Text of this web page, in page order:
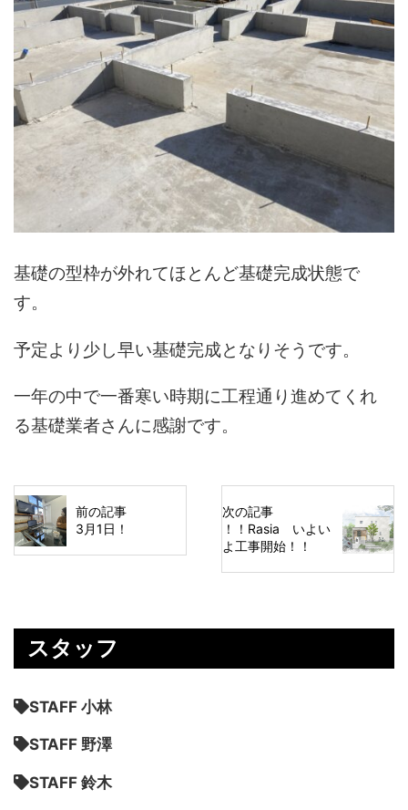
基礎の型枠が外れてほとんど基礎完成状態で
す。
予定より少し早い基礎完成となりそうです。
一年の中で一番寒い時期に工程通り進めてくれ
る基礎業者さんに感謝です。
前の記事
3月1日！
次の記事
！！Rasia いよい
よ工事開始！！
スタッフ
STAFF 小林
STAFF 野澤
STAFF 鈴木